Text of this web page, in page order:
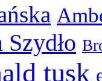
Szydło
tusk